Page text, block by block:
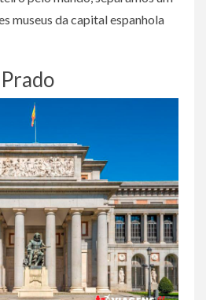
museus da capital espanhola